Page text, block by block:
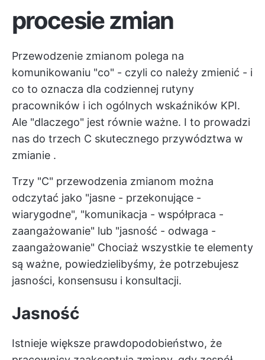
procesie zmian
Przewodzenie zmianom polega na
komunikowaniu "co" - czyli co należy zmienić - i
co to oznacza dla codziennej rutyny
pracowników i ich ogólnych wskaźników KPI.
Ale "dlaczego" jest równie ważne. I to prowadzi
nas do trzech C skutecznego przywództwa w
zmianie .
Trzy "C" przewodzenia zmianom można
odczytać jako "jasne - przekonujące -
wiarygodne", "komunikacja - współpraca -
zaangażowanie" lub "jasność - odwaga -
zaangażowanie" Chociaż wszystkie te elementy
są ważne, powiedzielibyśmy, że potrzebujesz
jasności, konsensusu i konsultacji.
Jasność
Istnieje większe prawdopodobieństwo, że